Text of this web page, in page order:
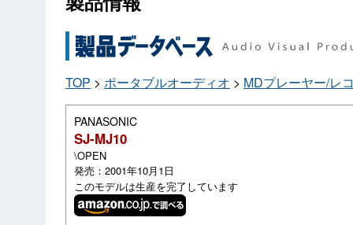
TOP > ポータブルオーディオ > MDプレーヤー/レ
PANASONIC
SJ-MJ10
\OPEN
発売：2001年10月1日
このモデルは生産を完了しています